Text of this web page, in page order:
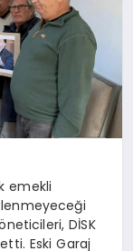
emekli
DİSK
Eski Garaj